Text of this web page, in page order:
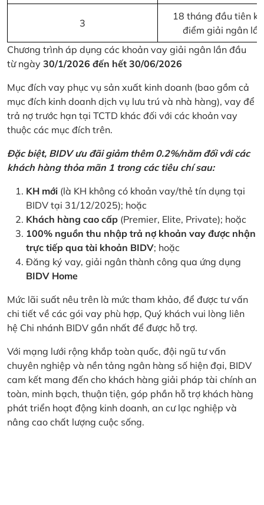
3
18 tháng đầu tiên
điểm giải ngân
Chương trình áp dụng các khoản vay giải ngân lần đầu
từ ngày 30/1/2026 đến hết 30/06/2026
Mục đích vay phục vụ sản xuất kinh doanh (bao gồm cả
mục đích kinh doanh dịch vụ lưu trú và nhà hàng), vay để
trả nợ trước hạn tại TCTD khác đối với các khoản vay
thuộc các mục đích trên.
Đặc biệt, BIDV ưu đãi giảm thêm 0.2%/năm đối với các
khách hàng thỏa mãn 1 trong các tiêu chí sau:
KH mới (là KH không có khoản vay/thẻ tín dụng tại
BIDV tại 31/12/2025); hoặc
Khách hàng cao cấp (Premier, Elite, Private); hoặc
100% nguồn thu nhập trả nợ khoản vay được nhận
trực tiếp qua tài khoản BIDV; hoặc
Đăng ký vay, giải ngân thành công qua ứng dụng
BIDV Home
Mức lãi suất nêu trên là mức tham khảo, để được tư vấn
chi tiết về các gói vay phù hợp, Quý khách vui lòng liên
hệ Chi nhánh BIDV gần nhất để được hỗ trợ.
Với mạng lưới rộng khắp toàn quốc, đội ngũ tư vấn
chuyên nghiệp và nền tảng ngân hàng số hiện đại, BIDV
cam kết mang đến cho khách hàng giải pháp tài chính an
toàn, minh bạch, thuận tiện, góp phần hỗ trợ khách hàng
phát triển hoạt động kinh doanh, an cư lạc nghiệp và
nâng cao chất lượng cuộc sống.